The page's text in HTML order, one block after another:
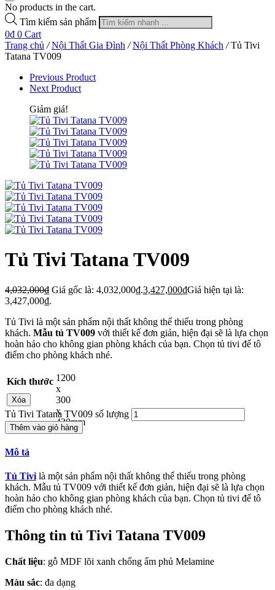
No products in the cart.
Tìm kiếm sản phẩm
0₫ 0 Cart
Trang chủ / Nội Thất Gia Đình / Nội Thất Phòng Khách /Tủ Tivi
Tatana TV009
Previous Product
Next Product
Giảm giá!
Tủ Tivi Tatana TV009
4,032,000₫ Giá gốc là: 4,032,000₫.3,427,000₫Giá hiện tại là:
3,427,000₫.
Tủ Tivi là một sản phẩm nội thất không thể thiếu trong phòng
khách. Mẫu tủ TV009 với thiết kế đơn giản, hiện đại sẽ là lựa chọn
hoàn hảo cho không gian phòng khách của bạn. Chọn tủ tivi để tô
điểm cho phòng khách nhé.
Kích thước 1200
x
300
x
420mm
Xóa
Tủ Tivi Tatana TV009 số lượng
Thêm vào giỏ hàng
Mô tả
Tủ Tivi là một sản phẩm nội thất không thể thiếu trong phòng
khách. Mẫu tủ TV009 với thiết kế đơn giản, hiện đại sẽ là lựa chọn
hoàn hảo cho không gian phòng khách của bạn. Chọn tủ tivi để tô
điểm cho phòng khách nhé.
Thông tin tủ Tivi Tatana TV009
Chất liệu: gỗ MDF lõi xanh chống ẩm phủ Melamine
Màu sắc: đa dạng